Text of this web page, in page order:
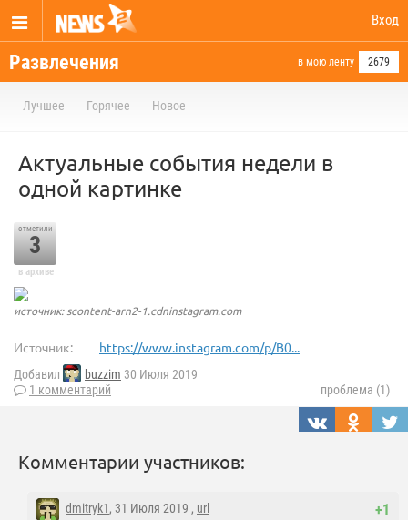
Вход
Развлечения в мою ленту 2679
Лучшее Горячее Новое
Актуальные события недели в
одной картинке
отметили
3
в архиве
источник: scontent-arn2-1.cdninstagram.com
Источник: https://www.instagram.com/p/B0...
Добавил buzzim 30 Июля 2019
1 комментарий
проблема (1)
Комментарии участников:
+1
dmitryk1, 31 Июля 2019 , url